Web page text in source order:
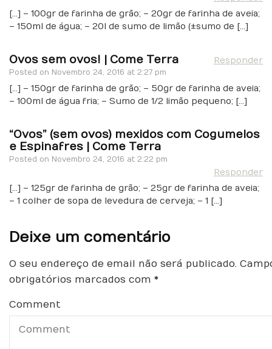
[…] – 100gr de farinha de grão; – 20gr de farinha de aveia;
– 150ml de água; – 20l de sumo de limão (±sumo de […]
Ovos sem ovos! | Come Terra
Posted on Novembro 24, 2016 at 2:27 pm
Responder
[…] – 150gr de farinha de grão; – 50gr de farinha de aveia;
– 100ml de água fria; – Sumo de 1/2 limão pequeno; […]
“Ovos” (sem ovos) mexidos com Cogumelos
e Espinafres | Come Terra
Posted on Novembro 24, 2016 at 2:22 pm
Responder
[…] – 125gr de farinha de grão; – 25gr de farinha de aveia;
– 1 colher de sopa de levedura de cerveja; – 1 […]
Deixe um comentário
O seu endereço de email não será publicado.
obrigatórios marcados com *
Comment